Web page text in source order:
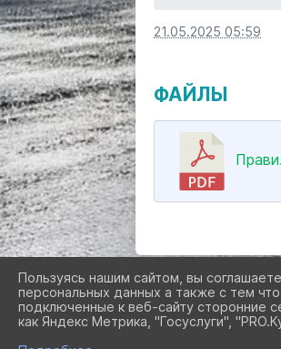
21.05.2025 05:59
ФАЙЛЫ
Пользуясь нашим сайтом, вы
персональных данных а также с тем
подключенные к веб-сайту сторонние
как Яндекс Метрика, "Госуслуги",